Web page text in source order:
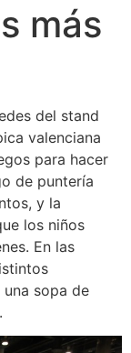
más
del stand
valenciana
para hacer
de puntería
y la
los niños
En las
sopa de